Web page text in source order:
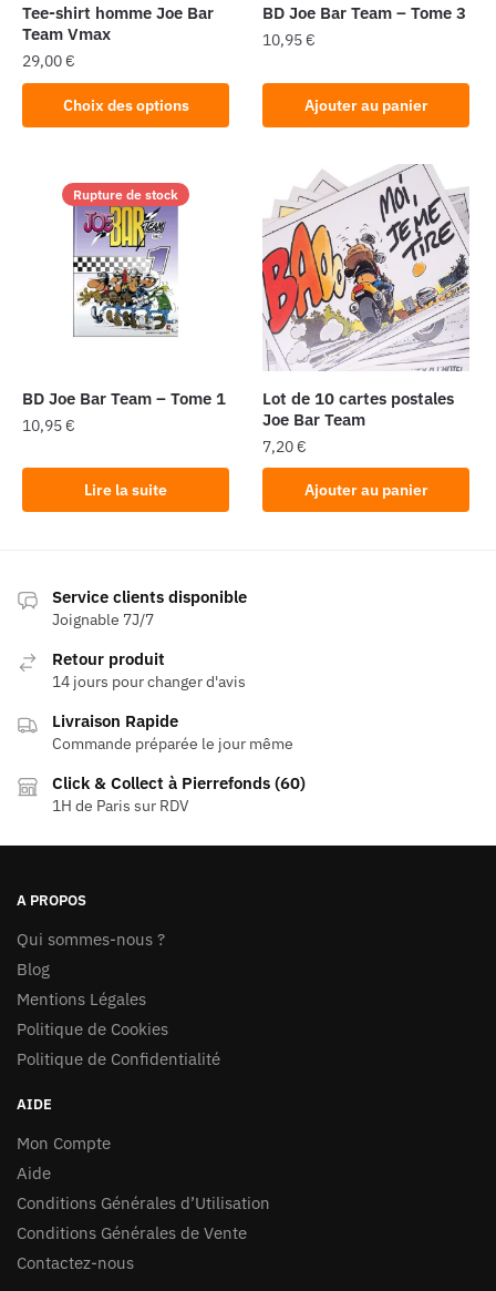
Tee-shirt homme Joe Bar
Team Vmax
29,00€
Choix des options
produit
plusieurs
variations.
options
choisies
la
page
produit
BD Joe Bar Team – Tome 3
10,95€
Ajouter au panier
Rupture de stock
BD Joe Bar Team – Tome 1
10,95€
Lire la suite
Lot de 10 cartes postales
Joe Bar Team
7,20€
Ajouter au panier
Service clients disponible
Joignable 7J/7
Retour produit
14 jours pour changer d'avis
Livraison Rapide
Commande préparée le jour même
Click & Collect à Pierrefonds (60)
1H de Paris sur RDV
A PROPOS
Qui sommes-nous ?
Blog
Mentions Légales
Politique de Cookies
Politique de Confidentialité
AIDE
Mon Compte
Aide
Conditions Générales d’Utilisation
Conditions Générales de Vente
Contactez-nous